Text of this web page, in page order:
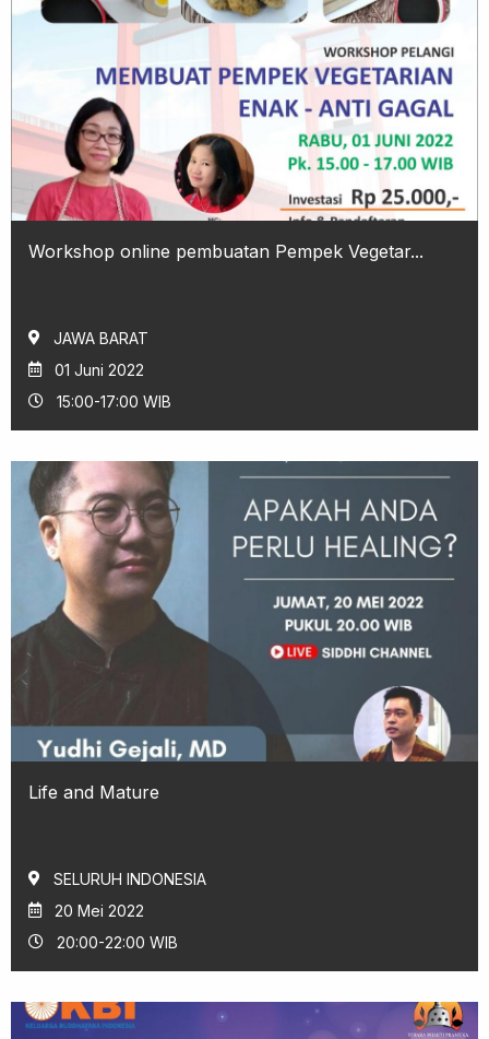
Workshop online pembuatan Pempek Vegetar...
JAWA BARAT
01 Juni 2022
15:00-17:00 WIB
Life and Mature
SELURUH INDONESIA
20 Mei 2022
20:00-22:00 WIB